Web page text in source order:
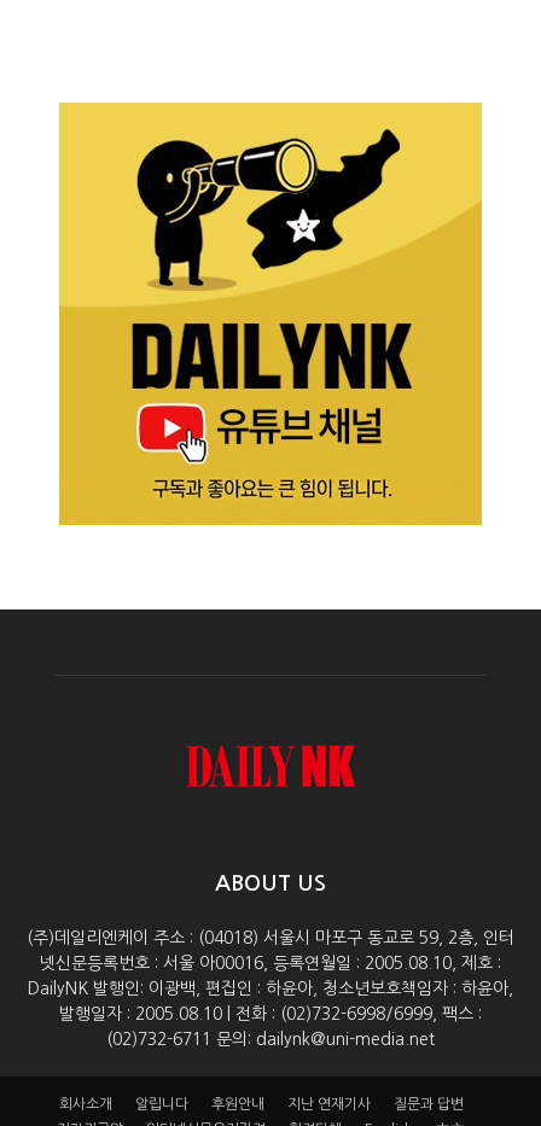
ABOUT US
(주)데일리엔케이 주소 : (04018) 서울시 마포구 동교로 59, 2층, 인터
넷신문등록번호 : 서울 아00016, 등록연월일 : 2005.08.10, 제호 :
DailyNK 발행인: 이광백, 편집인 : 하윤아, 청소년보호책임자 : 하윤아,
발행일자 : 2005.08.10 | 전화 : (02)732-6998/6999, 팩스 :
(02)732-6711 문의: dailynk@uni-media.net
회사소개 알립니다 후원안내 지난 연재기사
질문과 답변